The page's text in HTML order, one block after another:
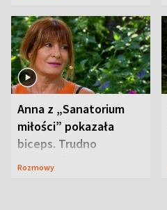
Anna z „Sanatorium
miłości” pokazała
biceps. Trudno
uwierzyć, co przeszła
Rozmowy